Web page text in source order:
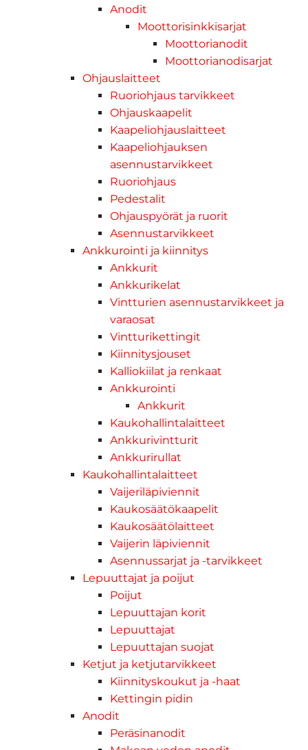
Anodit
Moottorisinkkisarjat
Moottorianodit
Moottorianodisarjat
Ohjauslaitteet
Ruoriohjaus tarvikkeet
Ohjauskaapelit
Kaapeliohjauslaitteet
Kaapeliohjauksen
asennustarvikkeet
Ruoriohjaus
Pedestalit
Ohjauspyörät ja ruorit
Asennustarvikkeet
Ankkurointi ja kiinnitys
Ankkurit
Ankkurikelat
Vintturien asennustarvikkeet ja
varaosat
Vintturikettingit
Kiinnitysjouset
Kalliokiilat ja renkaat
Ankkurointi
Ankkurit
Kaukohallintalaitteet
Ankkurivintturit
Ankkurirullat
Kaukohallintalaitteet
Vaijeriläpiviennit
Kaukosäätökaapelit
Kaukosäätölaitteet
Vaijerin läpiviennit
Asennussarjat ja -tarvikkeet
Lepuuttajat ja poijut
Poijut
Lepuuttajan korit
Lepuuttajat
Lepuuttajan suojat
Ketjut ja ketjutarvikkeet
Kiinnityskoukut ja -haat
Kettingin pidin
Anodit
Peräsinanodit